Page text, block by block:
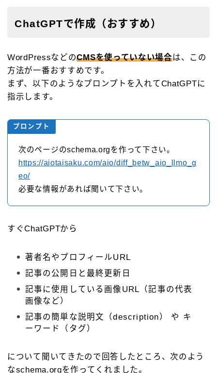
ChatGPTで作成（おすすめ）
WordPressなどのCMSを使っていない場合は、この
方法が一番おすすめです。
まず、以下のようなプロンプトを入れてChatGPTに
指示します。
プロンプト
次のページのschema.orgを作って下さい。
https://aiotaisaku.com/aio/diff_betw_aio_llmo_g
eo/
必要な情報があれば聞いて下さい。
すぐChatGPTから
著者名やプロフィールURL
記事の公開日と最終更新日
記事に使用している画像URL（記事の代表
画像など）
記事の簡単な説明文（description） や キ
ーワード（タグ）
について聞いてきたので回答したところ、次のよう
なschema.orgを作ってくれました。